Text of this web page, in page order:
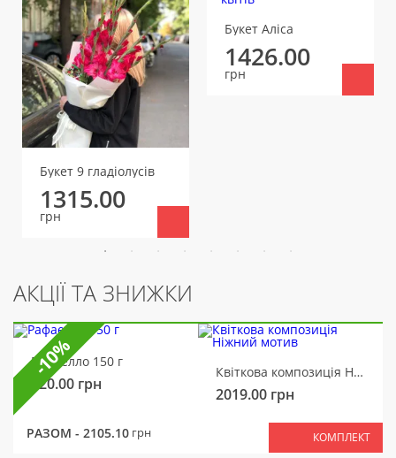
Букет 9 гладіолусів
1315.00
грн
Букет Аліса
1426.00
грн
АКЦІЇ ТА ЗНИЖКИ
Рафаелло 150 г
320.00 грн
Квіткова композиція Ніжний мотив
2019.00 грн
РАЗОМ - 2105.10 грн КОМПЛЕКТ
-10%